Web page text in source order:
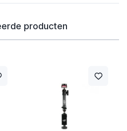
producten